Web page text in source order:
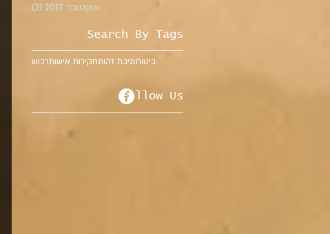
אוקטובר 2017
(2)
Search By Tags
ביטוחגניבת זהותחקירות אישותרכוש
Follow Us